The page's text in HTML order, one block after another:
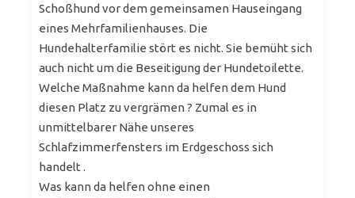
Schoßhund vor dem gemeinsamen Hauseingang
eines Mehrfamilienhauses. Die
Hundehalterfamilie stört es nicht. Sie bemüht sich
auch nicht um die Beseitigung der Hundetoilette.
Welche Maßnahme kann da helfen dem Hund
diesen Platz zu vergrämen ? Zumal es in
unmittelbarer Nähe unseres
Schlafzimmerfensters im Erdgeschoss sich
handelt .
Was kann da helfen ohne einen